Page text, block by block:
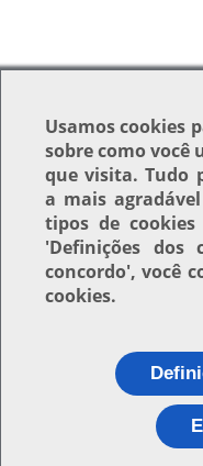
Usamoscookies
sobre como você
que visita. Tudo
a mais
tipos de
'Definições dos
concordo', você
cookies.